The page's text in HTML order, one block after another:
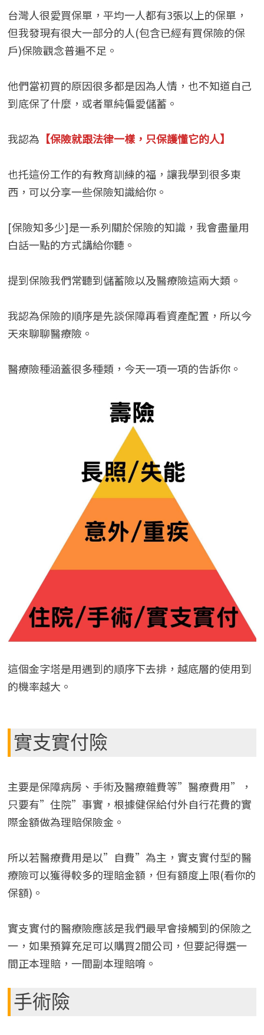
台灣人很愛買保單，平均一人都有3張以上的保單，
但我發現有很大一部分的人(包含已經有買保險的保
戶)保險觀念普遍不足。
他們當初買的原因很多都是因為人情，也不知道自己
到底保了什麼，或者單純偏愛儲蓄。
我認為 【保險就跟法律一樣，只保護懂它的人】
也托這份工作的有教育訓練的福，讓我學到很多東
西，可以分享一些保險知識給你。
[保險知多少]是一系列關於保險的知識，我會盡量用
白話一點的方式講給你聽。
提到保險我們常聽到儲蓄險以及醫療險這兩大類。
我認為保險的順序是先談保障再看資產配置，所以今
天來聊聊醫療險。
醫療險種涵蓋很多種類，今天一項一項的告訴你。
這個金字塔是用遇到的順序下去排，越底層的使用到
的機率越大。
實支實付險
主要是保障病房、手術及醫療雜費等”醫療費用”，
只要有”住院”事實，根據健保給付外自行花費的實
際金額做為理賠保險金。
所以若醫療費用是以”自費”為主，實支實付型的醫
療險可以獲得較多的理賠金額，但有額度上限(看你的
保額)。
實支實付的醫療險應該是我們最早會接觸到的保險之
一，如果預算充足可以購買2間公司，但要記得選一
間正本理賠，一間副本理賠唷。
手術險